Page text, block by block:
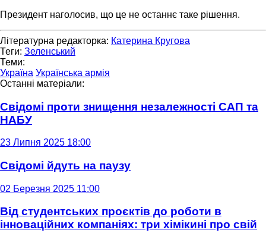
Президент наголосив, що це не останнє таке рішення.
Літературна редакторка: Катерина Кругова
Теги: Зеленський
Теми:
Україна Українська армія
Останні матеріали:
Свідомі проти знищення незалежності САП та
НАБУ
23 Липня 2025 18:00
Свідомі йдуть на паузу
02 Березня 2025 11:00
Від студентських проєктів до роботи в
інноваційних компаніях: три хімікині про свій